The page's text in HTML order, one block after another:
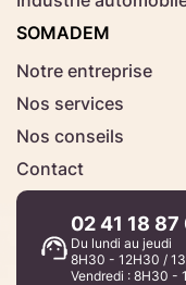
SOMADEM
Notre entreprise
Nos services
Nos conseils
Contact
02 41 18 87
Du lundi au jeudi
8H30 - 12H30 /
Vendredi : 8H30 -